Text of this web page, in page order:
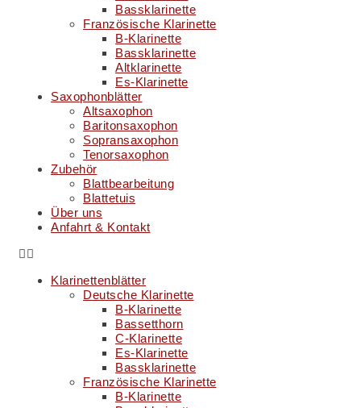
Bassklarinette
Französische Klarinette
B-Klarinette
Bassklarinette
Altklarinette
Es-Klarinette
Saxophonblätter
Altsaxophon
Baritonsaxophon
Sopransaxophon
Tenorsaxophon
Zubehör
Blattbearbeitung
Blattetuis
Über uns
Anfahrt & Kontakt
Klarinettenblätter
Deutsche Klarinette
B-Klarinette
Bassetthorn
C-Klarinette
Es-Klarinette
Bassklarinette
Französische Klarinette
B-Klarinette